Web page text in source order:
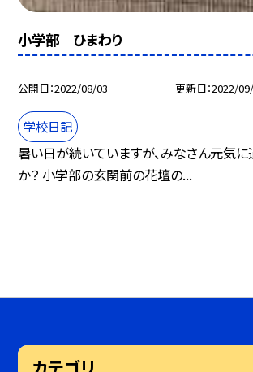
小学部 ひまわり
公開日 2022/08/03 更新日 2022/
学校日記
暑い日が続いていますが、みなさん元気に
か？ 小学部の玄関前の花壇の...
カテゴリ